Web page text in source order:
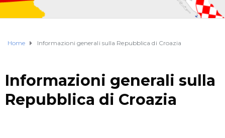
Home Informazioni generali sulla Repubblica di Croazia
Informazioni generali sulla
Repubblica di Croazia